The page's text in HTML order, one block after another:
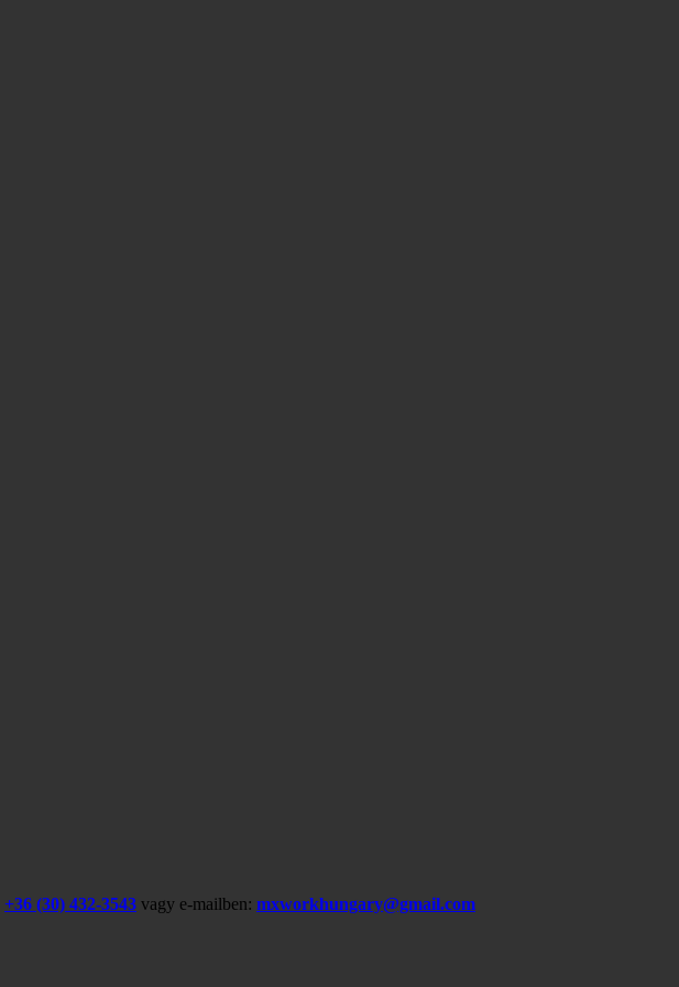
+36 (30) 432-3543 vagy e-mailben: mxworkhungary@gmail.com